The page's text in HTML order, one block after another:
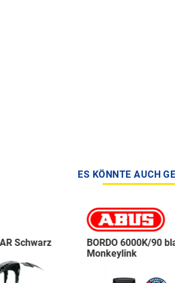
ES KÖNNTE AUCH
Schwarz
BORDO 6000K/90
Monkeylink